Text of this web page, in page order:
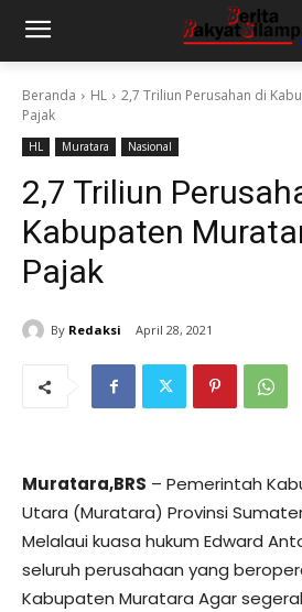
Beranda HL
2,7 Triliun Perusahan di
Pajak
HL Muratara Nasional
2,7 Triliun
Kabupaten
Pajak
By Redaksi April 28, 2021
Muratara,BRS – Pemerintah
Utara (Muratara) Provinsi
Melalaui kuasa hukum Edward
seluruh perusahaan yang
Kabupaten Muratara Agar